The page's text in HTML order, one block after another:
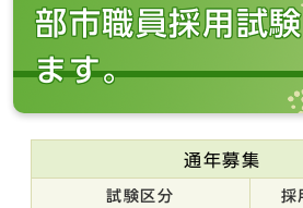
部市職員採用試
ます。
通年募集
試験区分 採